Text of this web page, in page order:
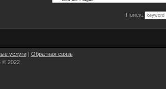
Поиск:
услуги| Обратная связь
© 2022